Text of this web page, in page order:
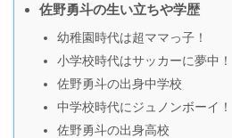
佐野勇斗の生い立ちや学歴
幼稚園時代は超ママっ子！
小学校時代はサッカーに夢中！
佐野勇斗の出身中学校
中学校時代にジュノンボーイ！
佐野勇斗の出身高校